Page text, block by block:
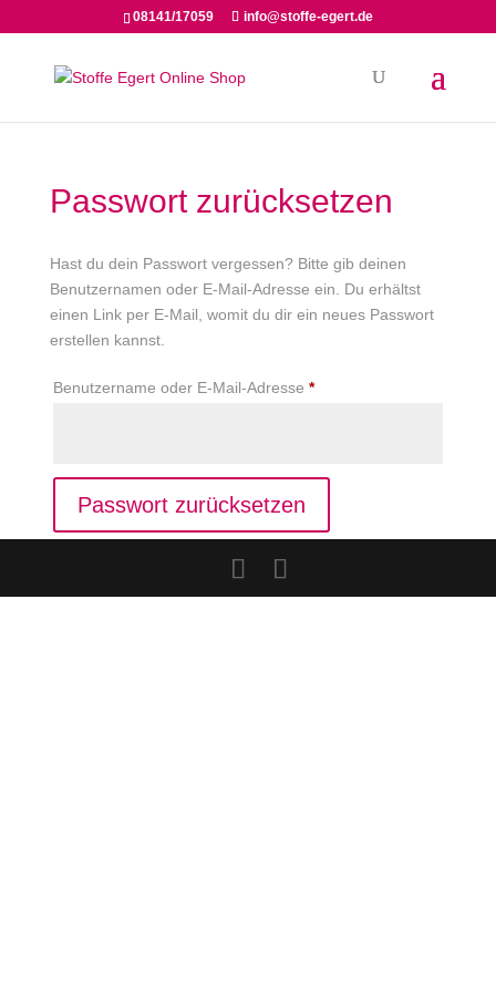
08141/17059 info@stoffe-egert.de
Passwort zurücksetzen
Hast du dein Passwort vergessen? Bitte gib deinen
Benutzernamen oder E-Mail-Adresse ein. Du erhältst
einen Link per E-Mail, womit du dir ein neues Passwort
erstellen kannst.
Benutzername oder E-Mail-Adresse *Erforderlich
Passwort zurücksetzen